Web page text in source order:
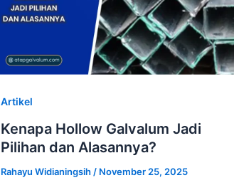
Artikel
Kenapa Hollow Galvalum Jadi
Pilihan dan Alasannya?
Rahayu Widianingsih / November 25, 2025